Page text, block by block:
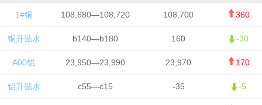
1#铜 108,680—108,720 108,700 360
铜升贴水 b140—b180 160 -30
A00铝 23,950—23,990 23,970 170
铝升贴水 c55—c15 -35 -5